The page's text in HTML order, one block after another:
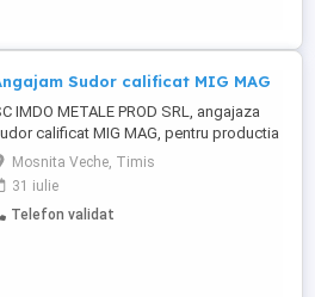
Sudor calificat MIG MAG
IMDO METALE PROD SRL, angajaza
calificat MIG MAG, pentru productia
structuri metalice, program de 8 ore zi.
Mosnita Veche, Timis
31 iulie
Telefon validat